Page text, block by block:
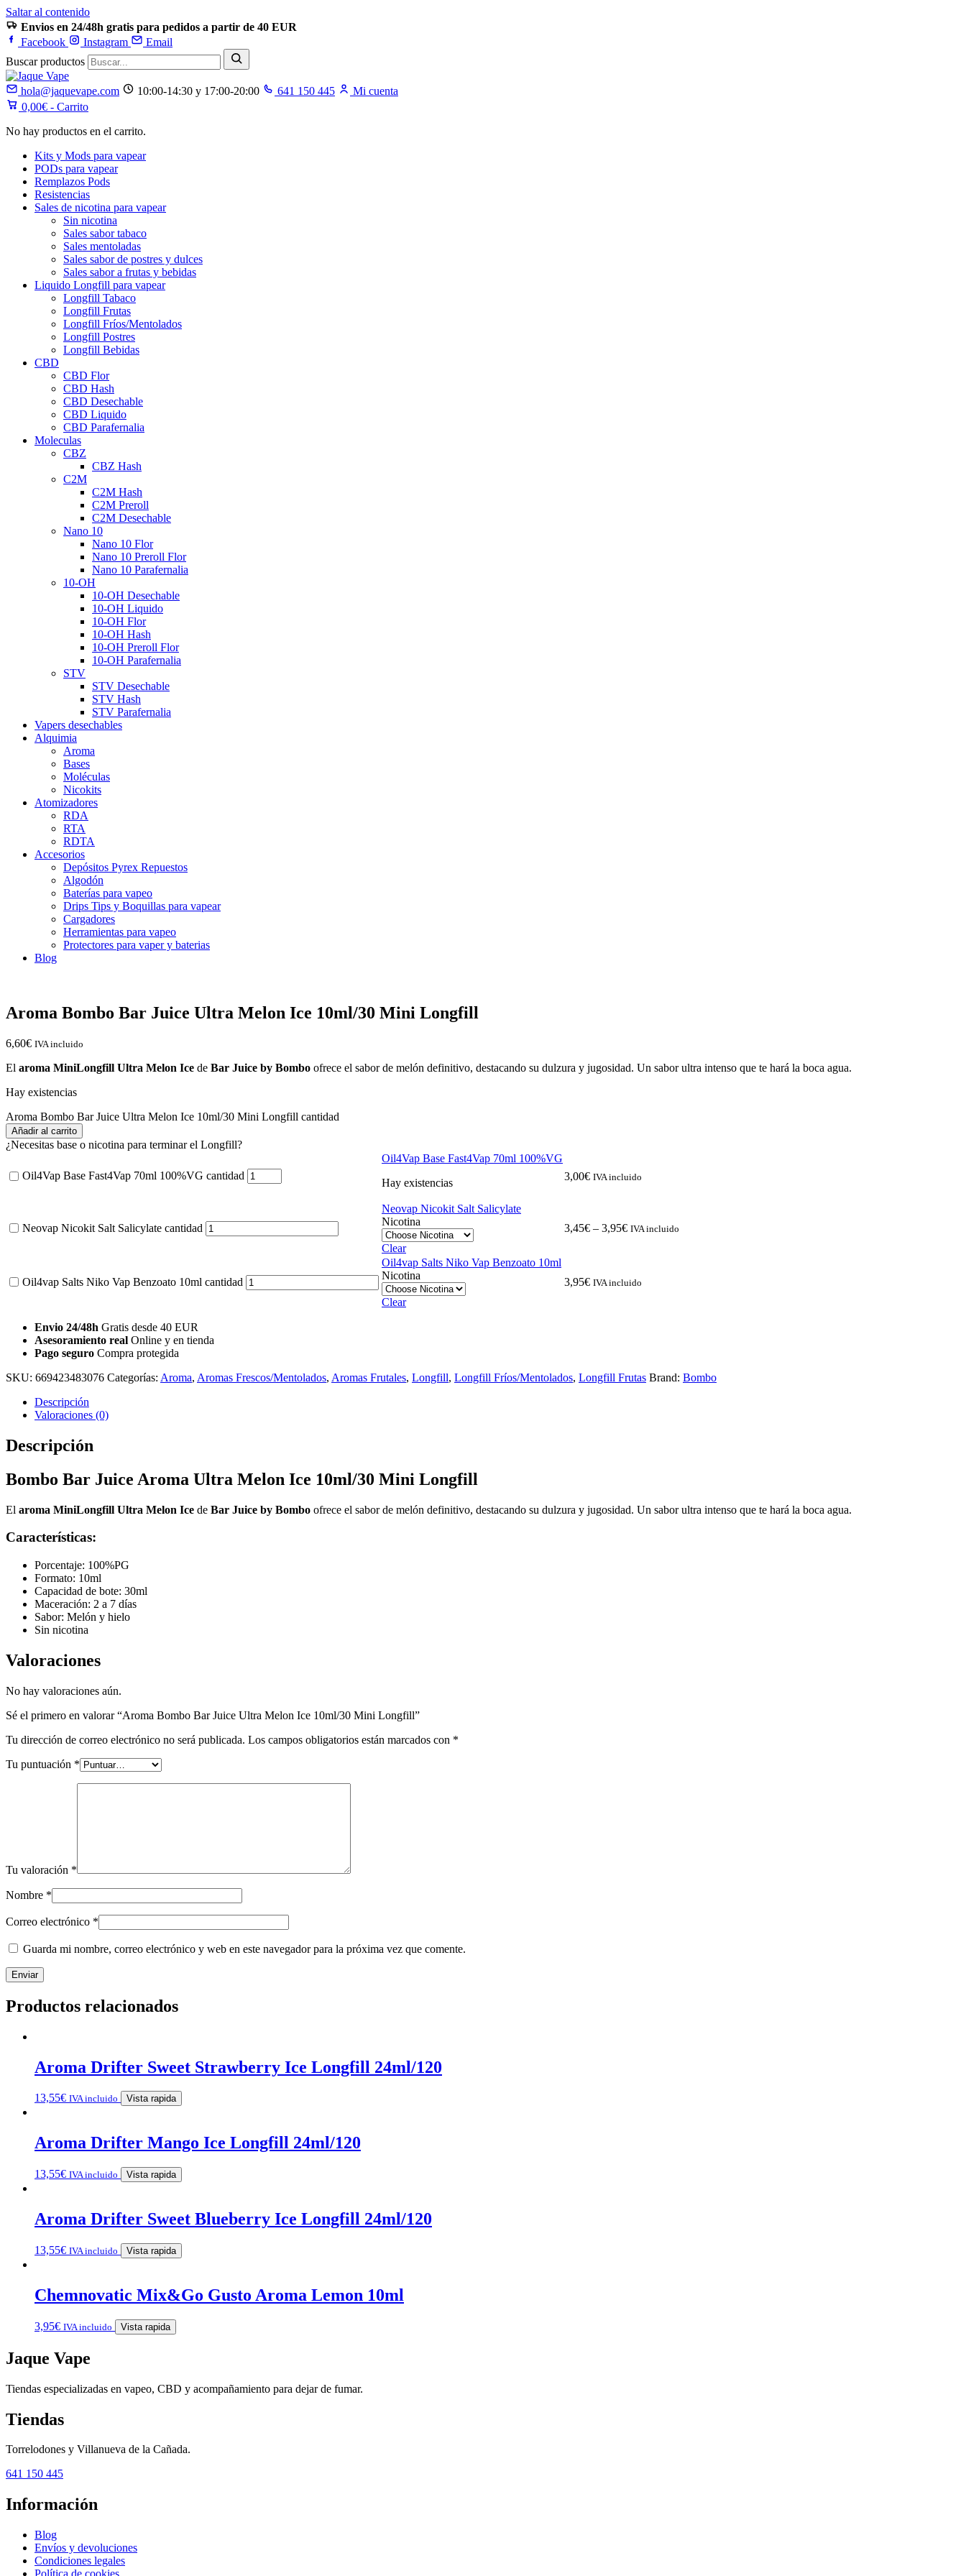
Saltar al contenido
Envios en 24/48h gratis para pedidos a partir de 40 EUR
Facebook
Instagram
Email
Buscar productos
hola@jaquevape.com 10:00-14:30 y 17:00-20:00 641 150 445
Mi cuenta
0,00€ - Carrito
No hay productos en el carrito.
Kits y Mods para vapear
PODs para vapear
Remplazos Pods
Resistencias
Sales de nicotina para vapear
Sin nicotina
Sales sabor tabaco
Sales mentoladas
Sales sabor de postres y dulces
Sales sabor a frutas y bebidas
Liquido Longfill para vapear
Longfill Tabaco
Longfill Frutas
Longfill Fríos/Mentolados
Longfill Postres
Longfill Bebidas
CBD
CBD Flor
CBD Hash
CBD Desechable
CBD Liquido
CBD Parafernalia
Moleculas
CBZ
CBZ Hash
C2M
C2M Hash
C2M Preroll
C2M Desechable
Nano 10
Nano 10 Flor
Nano 10 Preroll Flor
Nano 10 Parafernalia
10-OH
10-OH Desechable
10-OH Liquido
10-OH Flor
10-OH Hash
10-OH Preroll Flor
10-OH Parafernalia
STV
STV Desechable
STV Hash
STV Parafernalia
Vapers desechables
Alquimia
Aroma
Bases
Moléculas
Nicokits
Atomizadores
RDA
RTA
RDTA
Accesorios
Depósitos Pyrex Repuestos
Algodón
Baterías para vapeo
Drips Tips y Boquillas para vapear
Cargadores
Herramientas para vapeo
Protectores para vaper y baterias
Blog
Aroma Bombo Bar Juice Ultra Melon Ice 10ml/30 Mini Longfill
6,60€ IVA incluido
El aroma MiniLongfill Ultra Melon Ice de Bar Juice by Bombo ofrece el sabor de melón definitivo, destacando su dulzura y jugosidad. Un sabor ultra intenso que te hará la boca agua.
Hay existencias
Aroma Bombo Bar Juice Ultra Melon Ice 10ml/30 Mini Longfill cantidad
Añadir al carrito
¿Necesitas base o nicotina para terminar el Longfill?
Oil4Vap Base Fast4Vap 70ml 100%VG cantidad
Oil4Vap Base Fast4Vap 70ml 100%VG
Hay existencias
3,00€ IVA incluido
Neovap Nicokit Salt Salicylate cantidad
Neovap Nicokit Salt Salicylate
Nicotina
Clear
3,45€ – 3,95€ IVA incluido
Oil4vap Salts Niko Vap Benzoato 10ml cantidad
Oil4vap Salts Niko Vap Benzoato 10ml
Nicotina
Clear
3,95€ IVA incluido
Envio 24/48h Gratis desde 40 EUR
Asesoramiento real Online y en tienda
Pago seguro Compra protegida
SKU: 669423483076 Categorías: Aroma, Aromas Frescos/Mentolados, Aromas Frutales, Longfill, Longfill Fríos/Mentolados, Longfill Frutas Brand: Bombo
Descripción
Valoraciones (0)
Descripción
Bombo Bar Juice Aroma Ultra Melon Ice 10ml/30 Mini Longfill
El aroma MiniLongfill Ultra Melon Ice de Bar Juice by Bombo ofrece el sabor de melón definitivo, destacando su dulzura y jugosidad. Un sabor ultra intenso que te hará la boca agua.
Características:
Porcentaje: 100%PG
Formato: 10ml
Capacidad de bote: 30ml
Maceración: 2 a 7 días
Sabor: Melón y hielo
Sin nicotina
Valoraciones
No hay valoraciones aún.
Sé el primero en valorar “Aroma Bombo Bar Juice Ultra Melon Ice 10ml/30 Mini Longfill”
Tu dirección de correo electrónico no será publicada. Los campos obligatorios están marcados con *
Tu puntuación *
Tu valoración *
Nombre *
Correo electrónico *
Guarda mi nombre, correo electrónico y web en este navegador para la próxima vez que comente.
Productos relacionados
Aroma Drifter Sweet Strawberry Ice Longfill 24ml/120
13,55€ IVA incluido Vista rapida
Aroma Drifter Mango Ice Longfill 24ml/120
13,55€ IVA incluido Vista rapida
Aroma Drifter Sweet Blueberry Ice Longfill 24ml/120
13,55€ IVA incluido Vista rapida
Chemnovatic Mix&Go Gusto Aroma Lemon 10ml
3,95€ IVA incluido Vista rapida
Jaque Vape
Tiendas especializadas en vapeo, CBD y acompañamiento para dejar de fumar.
Tiendas
Torrelodones y Villanueva de la Cañada.
641 150 445
Información
Blog
Envíos y devoluciones
Condiciones legales